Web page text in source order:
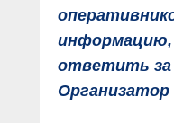
информацию,
ответить за